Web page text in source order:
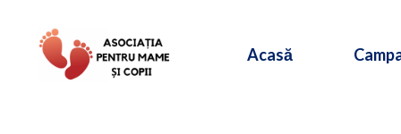
conținut
Acasă